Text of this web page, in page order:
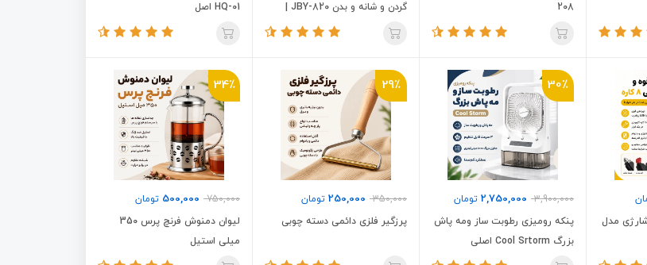
208
ماساژور برقی قابل حمل
HQ-01 اصل
شارژی مدل
30٪
3,900,000
2,750,000 تومان
پنکه رومیزی رطوبت ساز ومه پاش
بزرگ Cool Srtorm اصلی
29٪
350,000
250,000 تومان
پرزگیر فلزی دائمی دسته چوبی
34٪
750,000
500,000 تومان
لیوان دمنوش فرنچ پرس 350
میلی استیل